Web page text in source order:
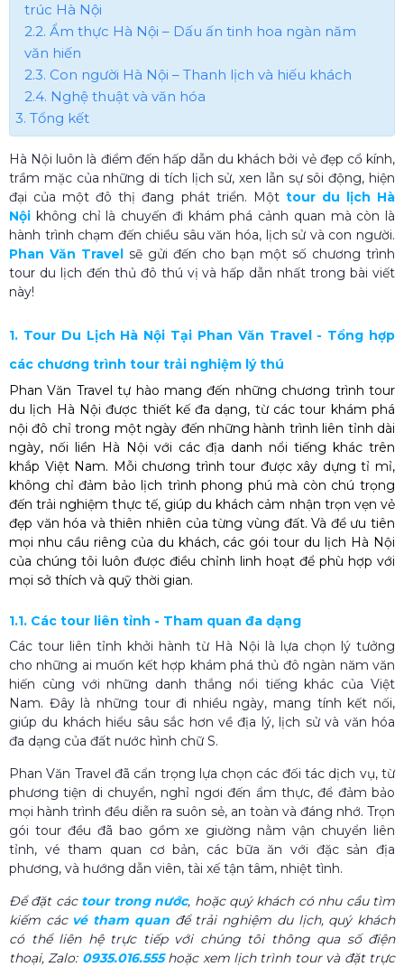
trúc Hà Nội
2.2. Ẩm thực Hà Nội – Dấu ấn tinh hoa ngàn năm
văn hiến
2.3. Con người Hà Nội – Thanh lịch và hiếu khách
2.4. Nghệ thuật và văn hóa
3. Tổng kết
Hà Nội luôn là điểm đến hấp dẫn du khách bởi vẻ đẹp cổ kính,
trầm mặc của những di tích lịch sử, xen lẫn sự sôi động, hiện
đại của một đô thị đang phát triển. Một tour du lịch Hà
Nội không chỉ là chuyến đi khám phá cảnh quan mà còn là
hành trình chạm đến chiều sâu văn hóa, lịch sử và con người.
Phan Văn Travel sẽ gửi đến cho bạn một số chương trình
tour du lịch đến thủ đô thú vị và hấp dẫn nhất trong bài viết
này!
1. Tour Du Lịch Hà Nội Tại Phan Văn Travel - Tổng hợp
các chương trình tour trải nghiệm lý thú
Phan Văn Travel tự hào mang đến những chương trình tour
du lịch Hà Nội được thiết kế đa dạng, từ các tour khám phá
nội đô chỉ trong một ngày đến những hành trình liên tỉnh dài
ngày, nối liền Hà Nội với các địa danh nổi tiếng khác trên
khắp Việt Nam. Mỗi chương trình tour được xây dựng tỉ mỉ,
không chỉ đảm bảo lịch trình phong phú mà còn chú trọng
đến trải nghiệm thực tế, giúp du khách cảm nhận trọn vẹn vẻ
đẹp văn hóa và thiên nhiên của từng vùng đất. Và để ưu tiên
mọi nhu cầu riêng của du khách, các gói tour du lịch Hà Nội
của chúng tôi luôn được điều chỉnh linh hoạt để phù hợp với
mọi sở thích và quỹ thời gian.
1.1. Các tour liên tỉnh - Tham quan đa dạng
Các tour liên tỉnh khởi hành từ Hà Nội là lựa chọn lý tưởng
cho những ai muốn kết hợp khám phá thủ đô ngàn năm văn
hiến cùng với những danh thắng nổi tiếng khác của Việt
Nam. Đây là những tour đi nhiều ngày, mang tính kết nối,
giúp du khách hiểu sâu sắc hơn về địa lý, lịch sử và văn hóa
đa dạng của đất nước hình chữ S.
Phan Văn Travel đã cẩn trọng lựa chọn các đối tác dịch vụ, từ
phương tiện di chuyển, nghỉ ngơi đến ẩm thực, để đảm bảo
mọi hành trình đều diễn ra suôn sẻ, an toàn và đáng nhớ. Trọn
gói tour đều đã bao gồm xe giường nằm vận chuyển liên
tỉnh, vé tham quan cơ bản, các bữa ăn với đặc sản địa
phương, và hướng dẫn viên, tài xế tận tâm, nhiệt tình.
Để đặt các tour trong nước, hoặc quý khách có nhu cầu tìm
kiếm các vé tham quanđể trải nghiệm du lịch, quý khách
có thể liên hệ trực tiếp với chúng tôi thông qua số điện
thoại, Zalo: 0935.016.555hoặc xem lịch trình tour và đặt trực